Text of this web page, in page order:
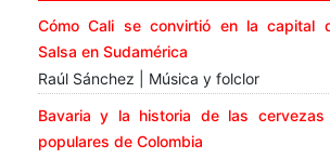
Cómo Cali se convirtió en la capital
Salsa en Sudamérica
Raúl Sánchez | Música y folclor
Bavaria y la historia de las cervezas
populares de Colombia